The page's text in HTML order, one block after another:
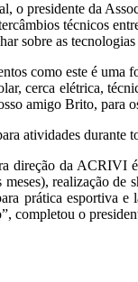
o presidente da
técnicos
sobre as
como este é uma
cerca elétrica,
amigo Brito, para
atividades durante
direção da ACRIVI
realização
prática esportiva
completou o